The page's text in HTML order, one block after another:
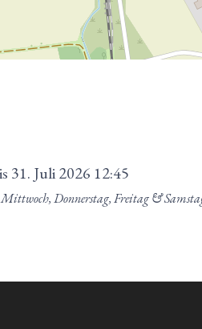
31. Juli 2026 12:45
Donnerstag, Freitag &